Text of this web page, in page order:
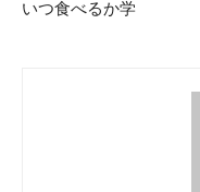
いつ食べるか学